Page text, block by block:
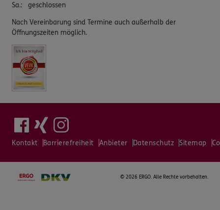
Sa.: geschlossen
Nach Vereinbarung sind Termine auch außerhalb der
Öffnungszeiten möglich.
Kontakt Barrierefreiheit Anbieter Datenschutz Sitemap
© 2026 ERGO. Alle Rechte vorbehalten.